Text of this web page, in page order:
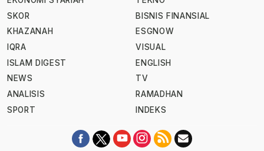
SKOR
KHAZANAH
IQRA
ISLAM DIGEST
NEWS
ANALISIS
SPORT
BISNIS FINANSIAL
ESGNOW
VISUAL
ENGLISH
TV
RAMADHAN
INDEKS